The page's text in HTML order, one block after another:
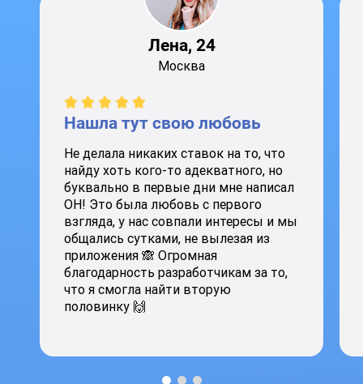
Лена, 24
Москва
Нашла тут свою любовь
Не делала никаких ставок на то, что
найду хоть кого-то адекватного, но
буквально в первые дни мне написал
ОН! Это была любовь с первого
взгляда, у нас совпали интересы и мы
общались сутками, не вылезая из
приложения 🙈 Огромная
благодарность разработчикам за то,
что я смогла найти вторую
половинку 🙌